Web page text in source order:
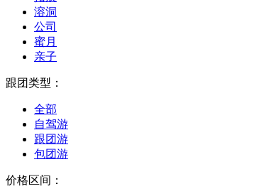
溶洞
公司
蜜月
亲子
跟团类型：
全部
自驾游
跟团游
包团游
价格区间：